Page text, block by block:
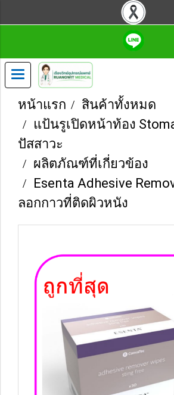
หน้าแรก
สินค้าทั้งหมด
แป้นรูเปิดหน้าท้อง
ปัสสาวะ
ผลิตภัณฑ์ที่เกี่ยวข้อง
Esenta Adhesive
ลอกกาวที่ติดผิวหนัง